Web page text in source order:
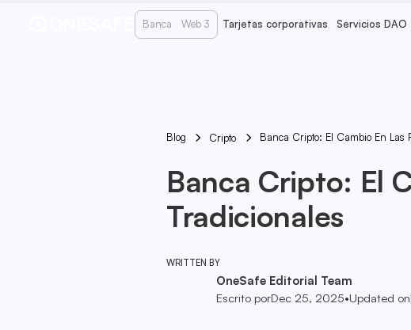
Banca Web 3 Tarjetas corporativas Servicios DAO
Blog Cripto Banca Cripto: El Cambio En Las
Banca Cripto: El
Tradicionales
WRITTEN BY
OneSafe Editorial Team
Escrito porDec 25, 2025•Updated on